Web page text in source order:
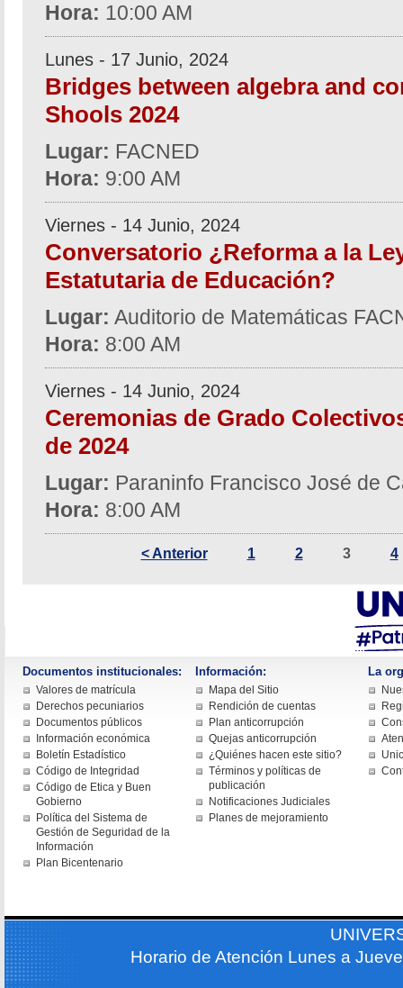
Hora: 10:00 AM
Lunes - 17 Junio, 2024
Bridges between algebra and
Shools 2024
Lugar: FACNED
Hora: 9:00 AM
Viernes - 14 Junio, 2024
Conversatorio ¿Reforma a la
Estatutaria de Educación?
Lugar: Auditorio de Matemáticas
Hora: 8:00 AM
Viernes - 14 Junio, 2024
Ceremonias de Grado
de 2024
Lugar: Paraninfo Francisco José de
Hora: 8:00 AM
< Anterior 1 2 3 4
Documentos institucionales:
Valores de matrícula
Derechos pecuniarios
Documentos públicos
Información económica
Boletín Estadístico
Código de Integridad
Código de Etica y Buen
Gobierno
Política del Sistema de
Gestión de Seguridad de la
Información
Plan Bicentenario
Información:
Mapa del Sitio
Rendición de cuentas
Plan anticorrupción
Quejas anticorrupción
¿Quiénes hacen este sitio?
Términos y políticas de
publicación
Notificaciones Judiciales
Planes de mejoramiento
La
Horario de Atención Lunes a